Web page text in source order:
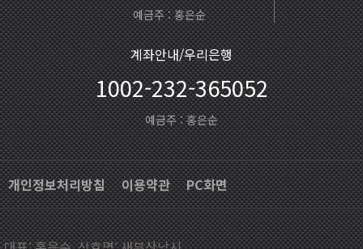
예금주 : 홍은순
계좌안내/우리은행
1002-232-365052
예금주 : 홍은순
개인정보처리방침 이용약관 PC화면